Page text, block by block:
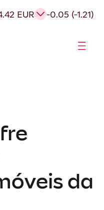
EUR -0.05 (-1.21)
da